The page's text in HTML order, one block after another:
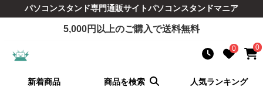
パソコンスタンド専門通販サイトパソコンスタンドマニア
5,000円以上のご購入で送料無料
0 0
新着商品 商品を検索 人気ランキング